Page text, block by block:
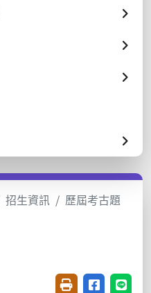
招生資訊
歷屆考古題
友善列印(開新視
分享至臉書
分享